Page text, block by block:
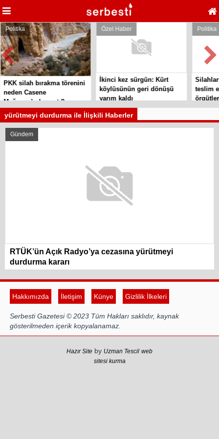
Politika
PKK silah bırakma törenini
neden Casene
Mağarası’nda yaptı?
Özel Haber
İkinci kez sürgün: Kürt
köylüsünün geri dönüşü
yarım kaldı
Politika
teslim
yürütmeyi durdurma ile İlişkili Haberler
Gündem
RTÜK’ün Açık Radyo’ya cezasına yürütmeyi
durdurma kararı
Hakkımızda İletişim Künye Gizlilik İlkeleri
Serbesti Gazetesi © 2023 Tüm Hakları saklıdır, kaynak
gösterilmeden içerik kopyalanamaz.
Hazır Site by Uzman Tescil web
sitesi kurma